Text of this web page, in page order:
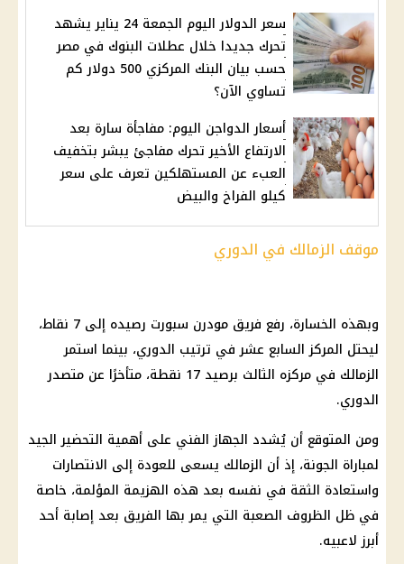
سعر الدولار اليوم الجمعة 24 يناير يشهد
تحرك جديدا خلال عطلات البنوك في مصر
حسب بيان البنك المركزي 500 دولار كم
تساوي الآن؟
أسعار الدواجن اليوم: مفاجأة سارة بعد
الارتفاع الأخير تحرك مفاجئ يبشر بتخفيف
العبء عن المستهلكين تعرف على سعر
كيلو الفراخ والبيض
موقف الزمالك في الدوري
وبهذه الخسارة، رفع فريق مودرن سبورت رصيده إلى 7 نقاط،
ليحتل المركز السابع عشر في ترتيب الدوري، بينما استمر
الزمالك في مركزه الثالث برصيد 17 نقطة، متأخرًا عن متصدر
الدوري.
ومن المتوقع أن يُشدد الجهاز الفني على أهمية التحضير الجيد
لمباراة الجونة، إذ أن الزمالك يسعى للعودة إلى الانتصارات
واستعادة الثقة في نفسه بعد هذه الهزيمة المؤلمة، خاصة
في ظل الظروف الصعبة التي يمر بها الفريق بعد إصابة أحد
أبرز لاعبيه.